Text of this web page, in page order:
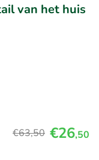
van het huis
€63,50 €26,50